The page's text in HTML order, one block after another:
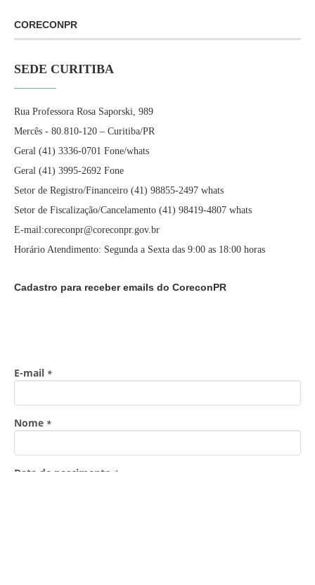
CORECONPR
SEDE CURITIBA
Rua Professora Rosa Saporski, 989
Mercês - 80.810-120 – Curitiba/PR
Geral (41) 3336-0701 Fone/whats
Geral (41) 3995-2692 Fone
Setor de Registro/Financeiro (41) 98855-2497 whats
Setor de Fiscalização/Cancelamento (41) 98419-4807 whats
E-mail:coreconpr@coreconpr.gov.br
Horário Atendimento: Segunda a Sexta das 9:00 as 18:00 horas
Cadastro para receber emails do CoreconPR